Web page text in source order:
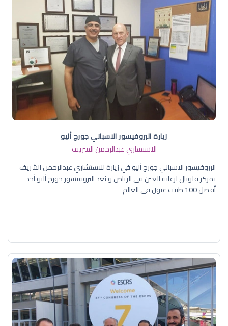
زيارة البروفيسور الاسباني جورج أليو
الاستشاري عبدالرحمن الشريف
البروفيسور الاسباني جورج أليو في زيارة للاستشاري عبدالرحمن الشريف
بمركز قلوبال لرعاية العين في الرياض و يُعد البروفيسور جورج أليو أحد
أفضل 100 طبيب عيون في العالم